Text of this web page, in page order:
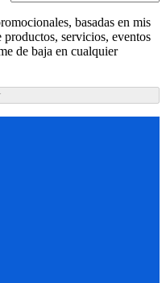
basadas en mis
servicios, eventos
de baja en cualquier